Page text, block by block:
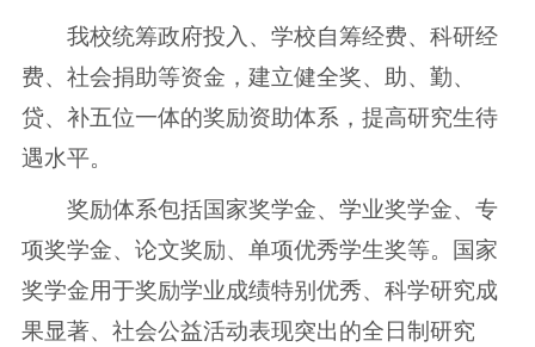
我校统筹政府投入、学校自筹经费、科研经
费、社会捐助等资金，建立健全奖、助、勤、
贷、补五位一体的奖励资助体系，提高研究生待
遇水平。
奖励体系包括国家奖学金、学业奖学金、专
项奖学金、论文奖励、单项优秀学生奖等。国家
奖学金用于奖励学业成绩特别优秀、科学研究成
果显著、社会公益活动表现突出的全日制研究